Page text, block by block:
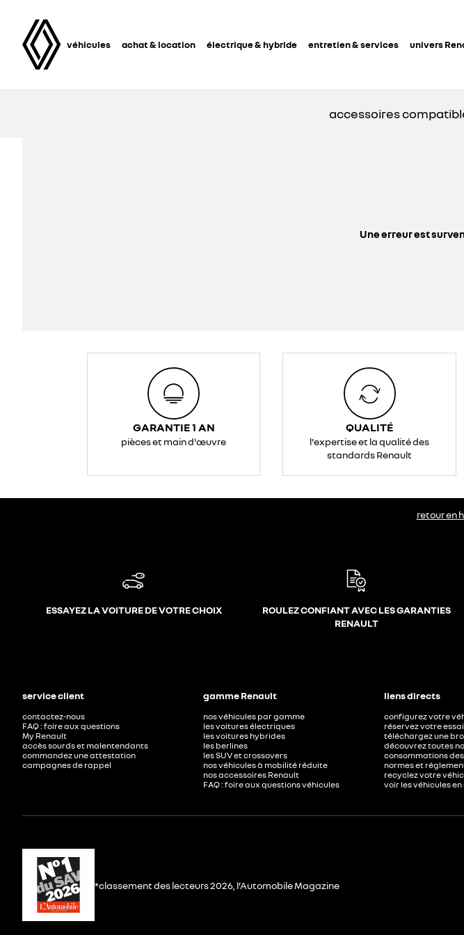
véhicules achat & location électrique & hybride entretien & services univers
accessoires
Une erreur est
GARANTIE 1 AN
pièces et main d'œuvre
QUALITÉ
l'expertise et la qualité des
standards Renault
retour en
ESSAYEZ LA VOITURE DE VOTRE CHOIX
ROULEZ CONFIANT AVEC LES GARANTIES
RENAULT
service client
contactez-nous
FAQ : foire aux questions
My Renault
accès sourds et malentendants
commandez une attestation
campagnes de rappel
gamme Renault
nos véhicules par gamme
les voitures électriques
les voitures hybrides
les berlines
les SUV et crossovers
nos véhicules à mobilité réduite
nos accessoires Renault​
FAQ : foire aux questions véhicules
liens directs
configurez votre
réservez votre essai
téléchargez une
découvrez toutes
consommations
normes et
recyclez votre
voir les véhicules
*classement des lecteurs 2026, l’Automobile Magazine